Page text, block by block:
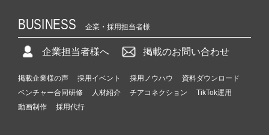
BUSINESS 企業・採用担当者様
企業担当者様へ 掲載のお問い合わせ
掲載企業様の声 採用イベント 採用ノウハウ
資料ダウンロード
ベンチャー合同研修
人材紹介 チアコネクション
TikTok運用
動画制作
採用代行